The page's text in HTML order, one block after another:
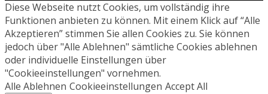
Diese Webseite nutzt Cookies, um vollständig ihre
Funktionen anbieten zu können. Mit einem Klick auf “Alle
Akzeptieren” stimmen Sie allen Cookies zu. Sie können
jedoch über "Alle Ablehnen" sämtliche Cookies ablehnen
oder individuelle Einstellungen über
"Cookieeinstellungen" vornehmen.
Alle Ablehnen Cookieeinstellungen Accept All